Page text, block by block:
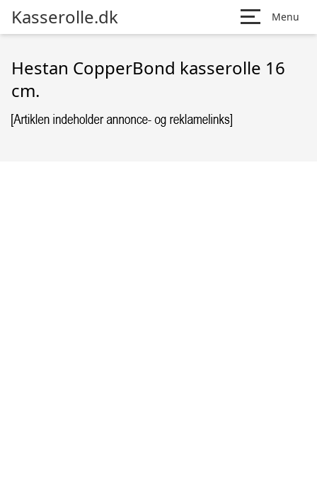
Kasserolle.dk Menu
Hestan CopperBond kasserolle 16
cm.